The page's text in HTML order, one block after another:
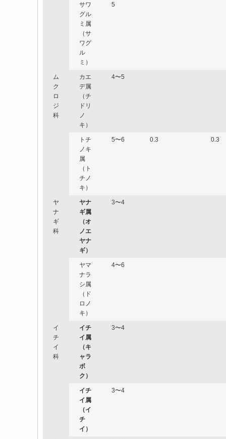
サワ
グル
ミ属
（サ
ワグ
ル
ミ）
5
ム
ク
ロ
ジ
科
カエ
デ属
（チ
ドリ
ノ
キ）
4〜5
トチ
ノキ
属
（ト
チノ
キ）
5〜6 0.3 0.3
ヤ
ナ
ギ
科
ヤナ
ギ属
（オ
ノエ
ヤナ
ギ）
3〜4
ヤマ
ナラ
シ属
（ド
ロノ
キ）
4〜6
イ
チ
イ
科
イチ
イ属
（キ
ャラ
ボ
ク）
3〜4
イチ
イ属
（イ
チ
イ）
3〜4